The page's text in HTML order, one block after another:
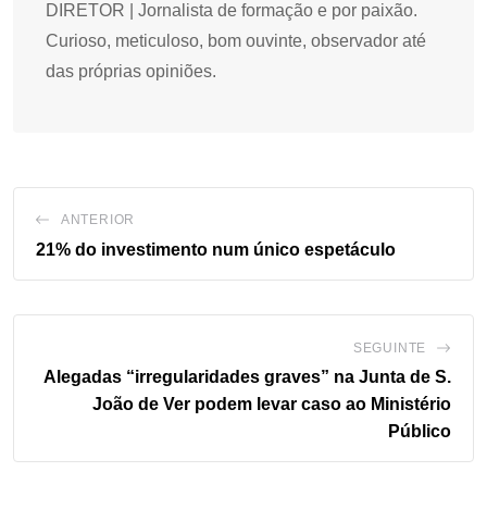
DIRETOR | Jornalista de formação e por paixão.
Curioso, meticuloso, bom ouvinte, observador até
das próprias opiniões.
ANTERIOR
21% do investimento num único espetáculo
SEGUINTE
Alegadas “irregularidades graves” na Junta de S.
João de Ver podem levar caso ao Ministério
Público